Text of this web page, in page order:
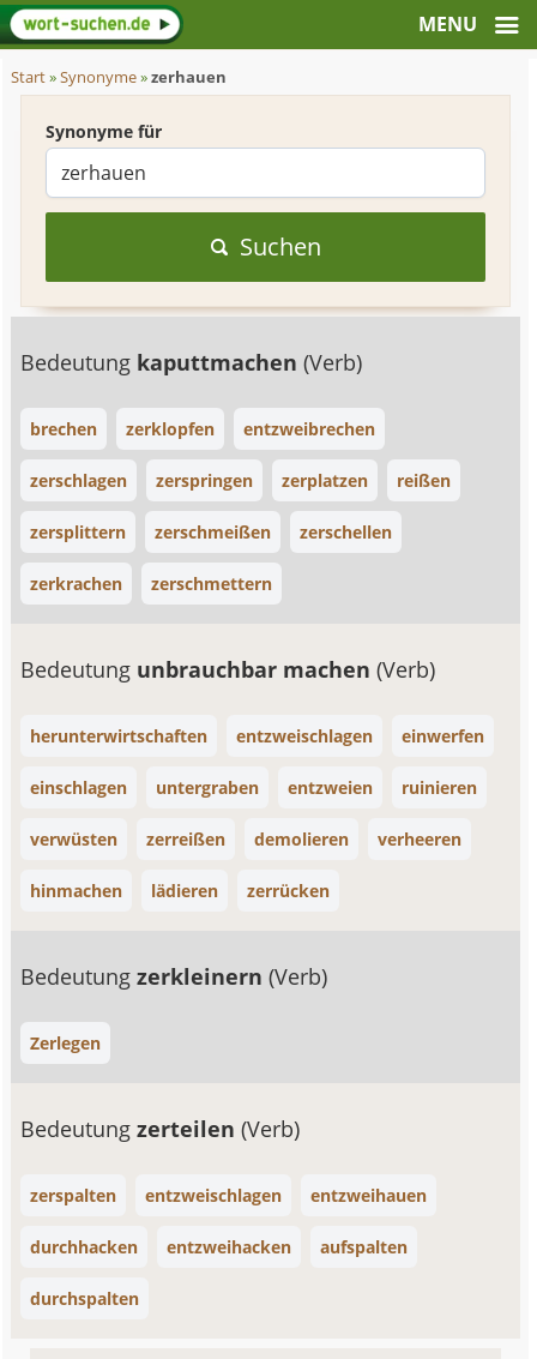
Start»Synonyme»zerhauen
Synonyme für
Suchen
Bedeutung kaputtmachen(Verb)
brechen zerklopfen entzweibrechen
zerschlagen zerspringen zerplatzen reißen
zersplittern zerschmeißen zerschellen
zerkrachen zerschmettern
Bedeutung unbrauchbar machen(Verb)
herunterwirtschaften entzweischlagen einwerfen
einschlagen untergraben entzweien ruinieren
verwüsten zerreißen demolieren verheeren
hinmachen lädieren zerrücken
Bedeutungzerkleinern(Verb)
Zerlegen
Bedeutungzerteilen(Verb)
zerspalten entzweischlagen entzweihauen
durchhacken entzweihacken aufspalten
durchspalten